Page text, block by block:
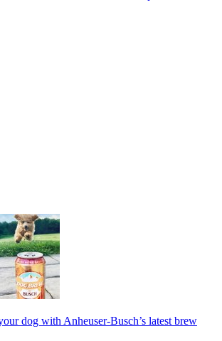
dog with Anheuser-Busch’s latest brew